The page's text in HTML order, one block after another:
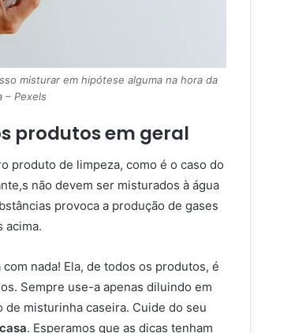
misturar em hipótese alguma na hora da
– Pexels
produtos em geral
produto de limpeza, como é o caso do
não devem ser misturados à água
provoca a produção de gases
acima.
nada! Ela, de todos os produtos, é
Sempre use-a apenas diluindo em
misturinha caseira. Cuide do seu
. Esperamos que as dicas tenham